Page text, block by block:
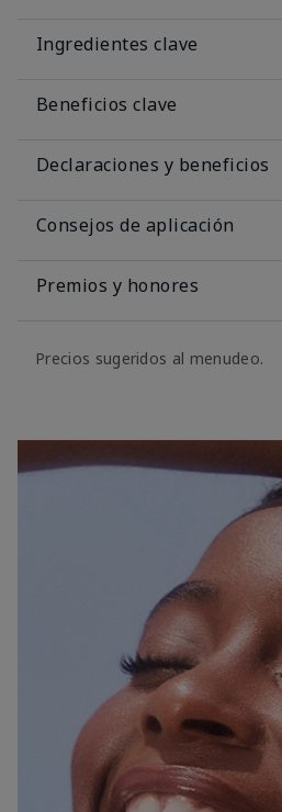
Ingredientes clave
Beneficios clave
Declaraciones y beneficios
Consejos de aplicación
Premios y honores
Precios sugeridos al menudeo.